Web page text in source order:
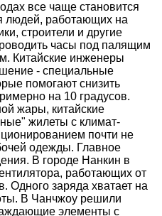
все чаще становится
людей, работающих на
строители и другие
часы под палящим
Китайские инженеры
- специальные
помогают снизить
на 10 градусов.
жары, китайские
жилеты с климат-
почти не
одежды. Главное
В городе Нанкин в
работающих от
Одного заряда хватает на
В Чанчжоу решили
элементы с